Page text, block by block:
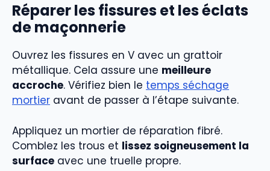
Réparer les fissures et les éclats
de maçonnerie
Ouvrez les fissures en V avec un grattoir
métallique. Cela assure une meilleure
accroche. Vérifiez bien le temps séchage
mortier avant de passer à l’étape suivante.
Appliquez un mortier de réparation fibré.
Comblez les trous et lissez soigneusement la
surface avec une truelle propre.